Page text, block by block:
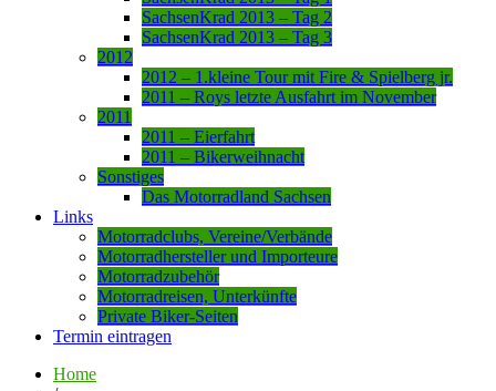
SachsenKrad 2013 – Tag 2
SachsenKrad 2013 – Tag 3
2012
2012 – 1.kleine Tour mit Fire & Spielberg jr.
2011 – Roys letzte Ausfahrt im November
2011
2011 – Eierfahrt
2011 – Bikerweihnacht
Sonstiges
Das Motorradland Sachsen
Links
Motorradclubs, Vereine/Verbände
Motorradhersteller und Importeure
Motorradzubehör
Motorradreisen, Unterkünfte
Private Biker-Seiten
Termin eintragen
Home